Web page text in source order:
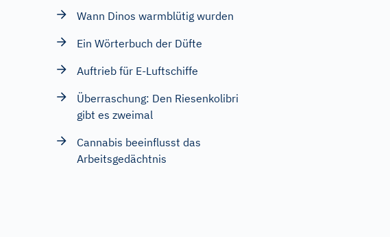
Wann Dinos warmblütig wurden
Ein Wörterbuch der Düfte
Auftrieb für E-Luftschiffe
Überraschung: Den Riesenkolibri
gibt es zweimal
Cannabis beeinflusst das
Arbeitsgedächtnis